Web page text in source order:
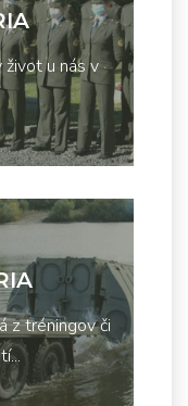
život u nás v
z tréningov či